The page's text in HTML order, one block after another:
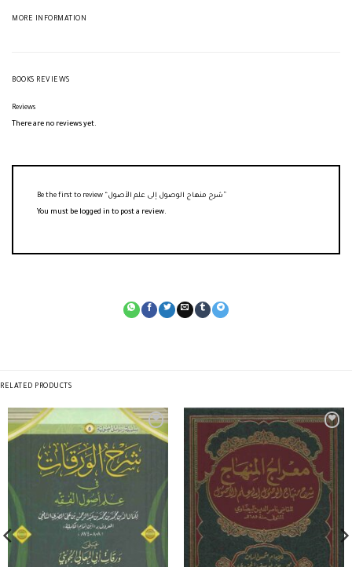
MORE INFORMATION
BOOKS REVIEWS
Reviews
There are no reviews yet.
You must be logged in to post a review.
RELATED PRODUCTS